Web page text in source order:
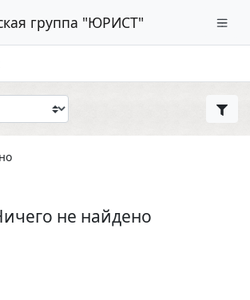
группа "ЮРИСТ"
не найдено